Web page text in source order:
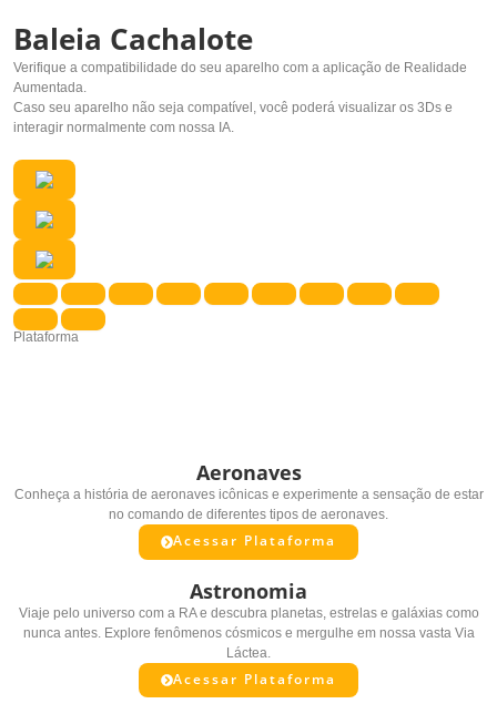
Baleia Cachalote
Verifique a compatibilidade do seu aparelho com a aplicação de Realidade
Aumentada.
Caso seu aparelho não seja compatível, você poderá visualizar os 3Ds e
interagir normalmente com nossa IA.
Plataforma
Aeronaves
Conheça a história de aeronaves icônicas e experimente a sensação de estar
no comando de diferentes tipos de aeronaves.
Acessar Plataforma
Astronomia
Viaje pelo universo com a RA e descubra planetas, estrelas e galáxias como
nunca antes. Explore fenômenos cósmicos e mergulhe em nossa vasta Via
Láctea.
Acessar Plataforma